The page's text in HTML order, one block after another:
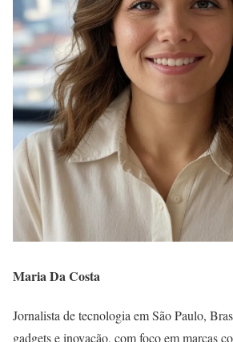
Maria Da Costa
Jornalista de tecnologia em São Paulo,
gadgets e inovação, com foco em marcas